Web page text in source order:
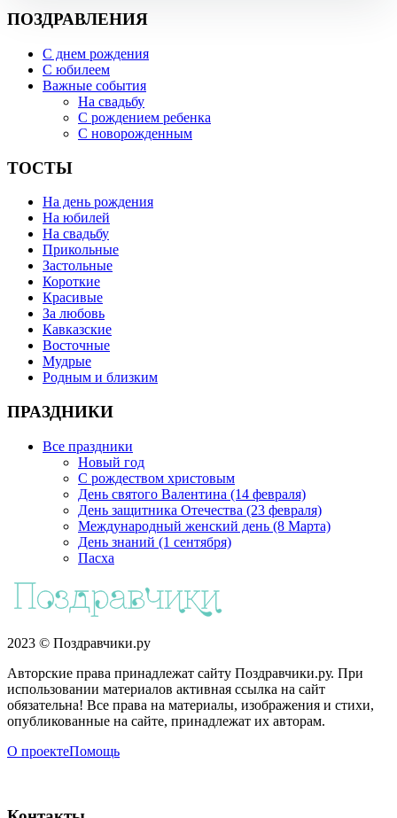
ПОЗДРАВЛЕНИЯ
С днем рождения
С юбилеем
Важные события
На свадьбу
С рождением ребенка
С новорожденным
ТОСТЫ
На день рождения
На юбилей
На свадьбу
Прикольные
Застольные
Короткие
Красивые
За любовь
Кавказские
Восточные
Мудрые
Родным и близким
ПРАЗДНИКИ
Все праздники
Новый год
С рождеством христовым
День святого Валентина (14 февраля)
День защитника Отечества (23 февраля)
Международный женский день (8 Марта)
День знаний (1 сентября)
Пасха
2023 © Поздравчики.ру
Авторские права принадлежат сайту Поздравчики.ру. При
использовании материалов активная ссылка на сайт
обязательна! Все права на материалы, изображения и стихи,
опубликованные на сайте, принадлежат их авторам.
О проектеПомощь